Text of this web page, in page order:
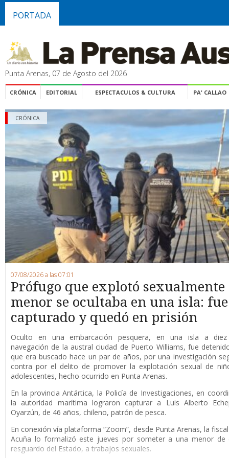
PORTADA
Punta Arenas, 07 de Agosto del 2026
CRÓNICA EDITORIAL ESPECTACULOS & CULTURA PA' CALLAO
CRÓNICA
07/08/2026 a las 07:01
Prófugo que explotó sexualmente
menor se ocultaba en una isla: fue
capturado y quedó en prisión
Oculto en una embarcación pesquera, en una isla a
navegación de la austral ciudad de Puerto Williams, fue
que era buscado hace un par de años, por una investigación
contra por el delito de promover la explotación sexual de
adolescentes, hecho ocurrido en Punta Arenas.
En la provincia Antártica, la Policía de Investigaciones, en
la autoridad marítima lograron capturar a Luis Alberto
Oyarzún, de 46 años, chileno, patrón de pesca.
En conexión vía plataforma “Zoom”, desde Punta Arenas, la
Acuña lo formalizó este jueves por someter a una menor de
resguardo del Estado, a trabajos sexuales.